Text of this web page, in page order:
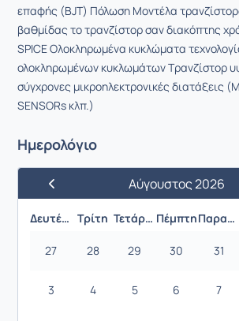
επαφής (ΒJT) Πόλωση Μοντέλα
βαθμίδας το τρανζίστορ σαν διακόπτης
SPICE Ολοκληρωμένα κυκλώματα
ολοκληρωμένων κυκλωμάτων Τρανζίστορ
σύγχρονες μικροηλεκτρονικές διατάξεις
SENSORs κλπ.)
Ημερολόγιο
Προηγούμενος ΜήναςΑύγουστος 2026
Δευτέρα Τρίτη Τετάρτη Πέμπτη Παρασκευή
27 28 29 30 31
3 4 5 6 7